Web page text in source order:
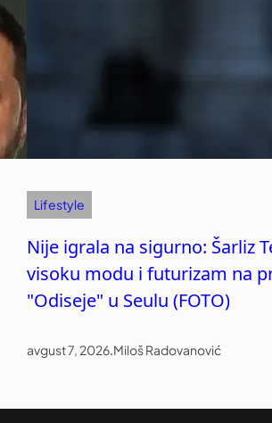
Lifestyle
Nije igrala na sigurno: Šarliz
visoku modu i futurizam na
"Odiseje" u Seulu (FOTO)
avgust 7, 2026.Miloš Radovanović